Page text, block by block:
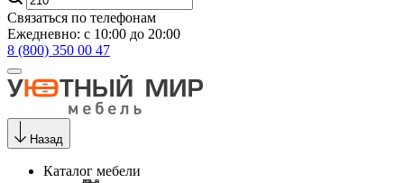
Связаться по телефонам
Ежедневно: с 10:00 до 20:00
8 (800) 350 00 47
Назад
Каталог мебели